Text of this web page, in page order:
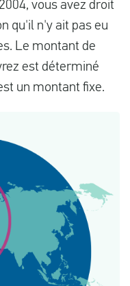
vous avez droit
qu'il n'y ait pas eu
Le montant de
est déterminé
un montant fixe.